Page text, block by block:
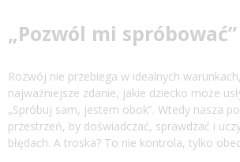
„Pozwól mi spróbować”
Rozwój nie przebiega w idealnych
najważniejsze zdanie, jakie dziecko może
„Spróbuj sam, jestem obok”. Wtedy nasza
przestrzeń, by doświadczać, sprawdzać i
błędach. A troska? To nie kontrola, tylko